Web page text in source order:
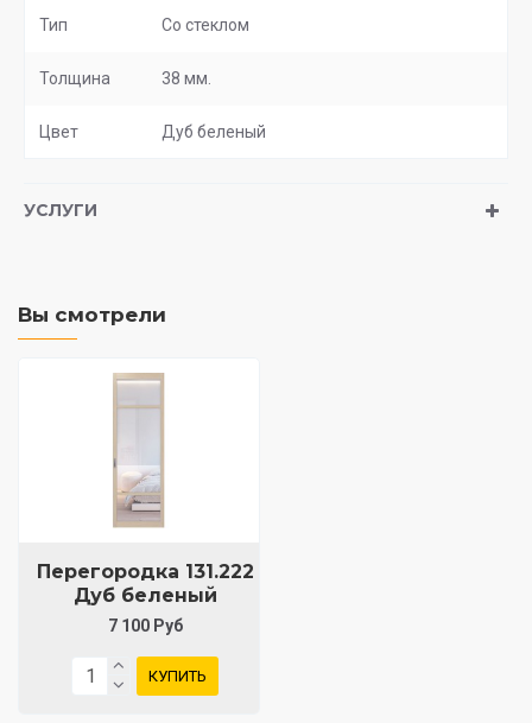
Тип Со стеклом
Толщина 38 мм.
Цвет Дуб беленый
УСЛУГИ
Вы смотрели
Перегородка 131.222
Дуб беленый
7 100 Руб
КУПИТЬ